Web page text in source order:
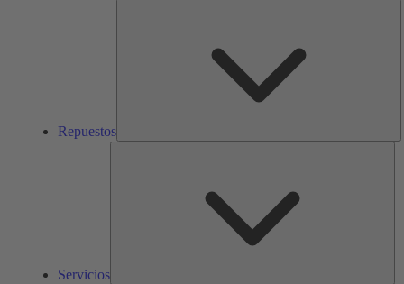
Repuestos
Servicios